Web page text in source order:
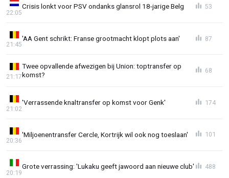
Crisis lonkt voor PSV ondanks glansrol 18-jarige Belg
22:05
53
'AA Gent schrikt: Franse grootmacht klopt plots aan'
21:45
87
Twee opvallende afwezigen bij Union: toptransfer op
komst?
21:17
68
'Verrassende knaltransfer op komst voor Genk'
21:02
174
'Miljoenentransfer Cercle, Kortrijk wil ook nog toeslaan'
20:36
101
Grote verrassing: 'Lukaku geeft jawoord aan nieuwe club'
20:19
488